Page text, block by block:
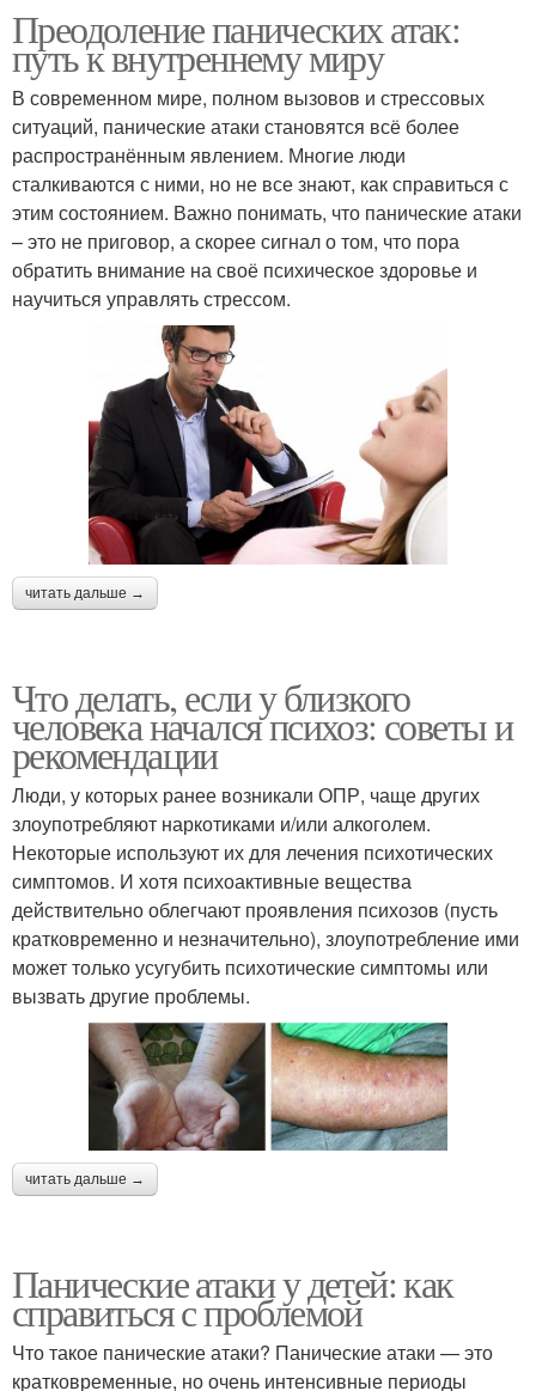
Преодоление панических атак:
путь к внутреннему миру
В современном мире, полном вызовов и стрессовых
ситуаций, панические атаки становятся всё более
распространённым явлением. Многие люди
сталкиваются с ними, но не все знают, как справиться с
этим состоянием. Важно понимать, что панические атаки
– это не приговор, а скорее сигнал о том, что пора
обратить внимание на своё психическое здоровье и
научиться управлять стрессом.
читать дальше →
Что делать, если у близкого
человека начался психоз: советы и
рекомендации
Люди, у которых ранее возникали ОПР, чаще других
злоупотребляют наркотиками и/или алкоголем.
Некоторые используют их для лечения психотических
симптомов. И хотя психоактивные вещества
действительно облегчают проявления психозов (пусть
кратковременно и незначительно), злоупотребление ими
может только усугубить психотические симптомы или
вызвать другие проблемы.
читать дальше →
Панические атаки у детей: как
справиться с проблемой
Что такое панические атаки? Панические атаки — это
кратковременные, но очень интенсивные периоды